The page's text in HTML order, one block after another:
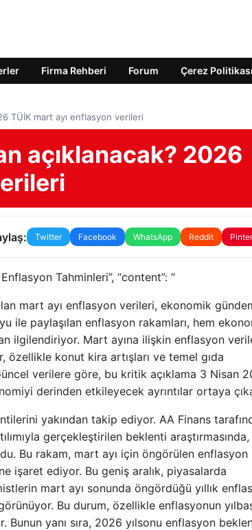
Firma Rehberi Forum Çerez Politikası
TÜİK mart ayı enflasyon verileri
açıklanacak? 2026
Twitter Facebook WhatsApp Reddit
Tahminleri”, “content”: “
mart ayı enflasyon verileri, ekonomik
ile paylaşılan enflasyon rakamları, hem
ilgilendiriyor. Mart ayına ilişkin enflasyon
özellikle konut kira artışları ve temel gıda
verilere göre, bu kritik açıklama 3 Nisan
derinden etkileyecek ayrıntılar ortaya
yakından takip ediyor. AA Finans
gerçekleştirilen beklenti araştırmasında,
Bu rakam, mart ayı için öngörülen enflasyon
işaret ediyor. Bu geniş aralık, piyasalarda
mart ayı sonunda öngördüğü yıllık
Bu durum, özellikle enflasyonun
yanı sıra, 2026 yılsonu enflasyon